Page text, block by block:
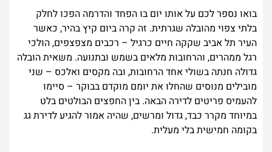
בואו נספר לכם על אותו יום בו הפחד והדרמה הפכו לחלק
בלתי צפוי מהובלה שגרתית. זה קרה ביום קיץ בהיר, כאשר
העיר תל אביב שקקה חיים כרגיל – רכבים מצפצפים, הולכי
רגל ממהרים, והרחובות מלאים בשמש ובתנועה. משאית הובלה
גדולה חנתה בשולי אחד הרחובות, ובה מקסים ואלכס – שני
מובילים מנוסים שהחלו את יומם מוקדם בבוקר – סיימו
להעמיס פריטים לדירה הבאה. בין החפצים הבולטים בלט
במיוחד מקרר כבד, גדול ומרשים, שהיה אמור להגיע לדירת גג
בקומה חמישית בלי מעלית.